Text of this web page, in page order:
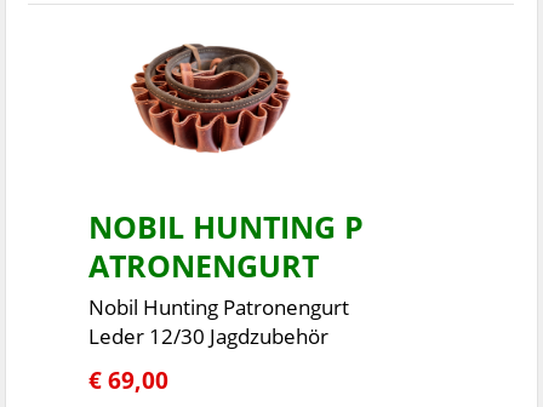
NOBIL HUNTING P
ATRONENGURT
Nobil Hunting Patronengurt
Leder 12/30 Jagdzubehör
€ 69,00